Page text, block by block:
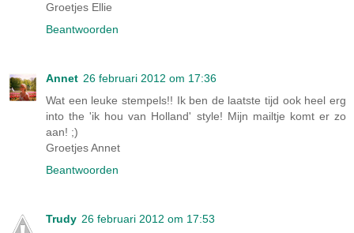
Groetjes Ellie
Beantwoorden
Annet 26 februari 2012 om 17:36
Wat een leuke stempels!! Ik ben de laatste tijd ook heel erg
into the 'ik hou van Holland' style! Mijn mailtje komt er zo
aan! ;)
Groetjes Annet
Beantwoorden
Trudy 26 februari 2012 om 17:53